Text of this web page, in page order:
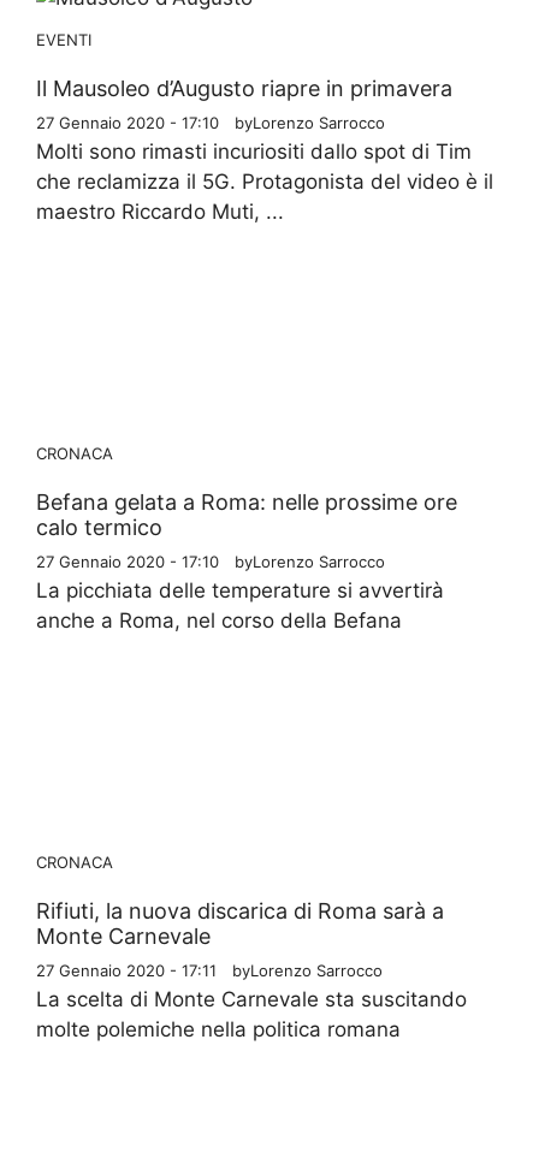
EVENTI
Il Mausoleo d’Augusto riapre in primavera
27 Gennaio 2020 - 17:10 byLorenzo Sarrocco
Molti sono rimasti incuriositi dallo spot di Tim
che reclamizza il 5G. Protagonista del video è il
maestro Riccardo Muti, ...
CRONACA
Befana gelata a Roma: nelle prossime ore
calo termico
27 Gennaio 2020 - 17:10 byLorenzo Sarrocco
La picchiata delle temperature si avvertirà
anche a Roma, nel corso della Befana
CRONACA
Rifiuti, la nuova discarica di Roma sarà a
Monte Carnevale
27 Gennaio 2020 - 17:11 byLorenzo Sarrocco
La scelta di Monte Carnevale sta suscitando
molte polemiche nella politica romana